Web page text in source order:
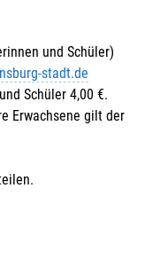
und Schüler)
stadt.de
Schüler 4,00 €.
Erwachsene gilt der